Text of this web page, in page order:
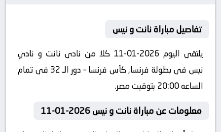
تفاصيل مباراة نانت و نيس
يلتقى اليوم 2026-01-11 كلا من نادى نانت و نادي
نيس فى بطولة فرنسا, كأس فرنسا – دور الـ 32 فى تمام
الساعه 20:00 بتوقيت مصر.
معلومات عن مباراة نانت و نيس 2026-01-11